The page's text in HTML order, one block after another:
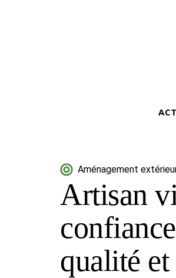
Aménagement
Artisan
qualité